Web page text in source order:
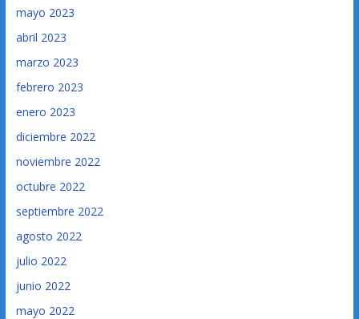
mayo 2023
abril 2023
marzo 2023
febrero 2023
enero 2023
diciembre 2022
noviembre 2022
octubre 2022
septiembre 2022
agosto 2022
julio 2022
junio 2022
mayo 2022